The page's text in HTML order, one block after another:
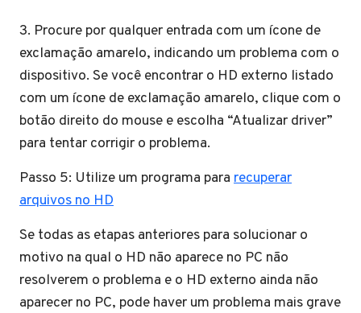
3. Procure por qualquer entrada com um ícone de
exclamação amarelo, indicando um problema com o
dispositivo. Se você encontrar o HD externo listado
com um ícone de exclamação amarelo, clique com o
botão direito do mouse e escolha “Atualizar driver”
para tentar corrigir o problema.
Passo 5: Utilize um programa para recuperar
arquivos no HD
Se todas as etapas anteriores para solucionar o
motivo na qual o HD não aparece no PC não
resolverem o problema e o HD externo ainda não
aparecer no PC, pode haver um problema mais grave